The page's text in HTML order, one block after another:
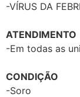
-VÍRUS DA
ATENDIMENTO
-Em todas as
CONDIÇÃO
-Soro